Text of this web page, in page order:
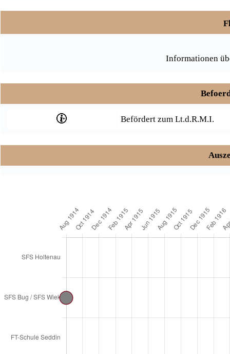
Informationen
Befördert zum Lt.d.R.M.I.